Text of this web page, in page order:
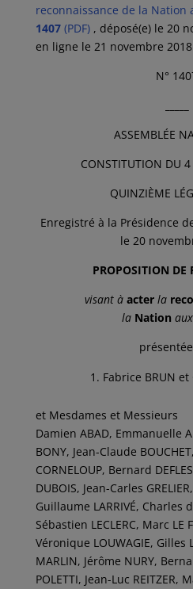
reconnaissance de la Nation
1407 (PDF), déposé(e) le 20
en ligne le 21 novembre
N°
ASSEMBLÉE
CONSTITUTION DU
QUINZIÈME
Enregistré à la Présidence
le 20
PROPOSITION DE
visant àacter la
la Nation aux
Fabrice BRUN et
et Mesdames et Messieurs
Damien ABAD, Emmanuelle
BONY, Jean-Claude
CORNELOUP, Bernard
DUBOIS, Jean-Carles
Guillaume LARRIVÉ, Charles
Sébastien LECLERC, Marc LE
Véronique LOUWAGIE, Gilles
MARLIN, Jérôme NURY,
POLETTI, Jean-Luc REITZER,